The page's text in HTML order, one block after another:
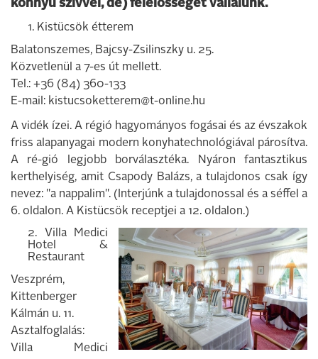
könnyű szívvel, de) felelősséget vállalunk.
1. Kistücsök étterem
Balatonszemes, Bajcsy-Zsilinszky u. 25.
Közvetlenül a 7-es út mellett.
Tel.: +36 (84) 360-133
E-mail: kistucsoketterem@t-online.hu
A vidék ízei. A régió hagyományos fogásai és az évszakok
friss alapanyagai modern konyhatechnológiával párosítva.
A ré-gió legjobb borválasztéka. Nyáron fantasz­tikus
kerthelyiség, amit Csapody Balázs, a tulajdonos csak így
nevez: "a nappalim". (Interjúnk a tulajdonossal és a séffel a
6. oldalon. A Kistücsök receptjei a 12. ol­dalon.)
2. Villa Medici
Hotel &
Restaurant
Veszprém,
Kittenberger
Kálmán u. 11.
Asztalfoglalás:
Villa Medici